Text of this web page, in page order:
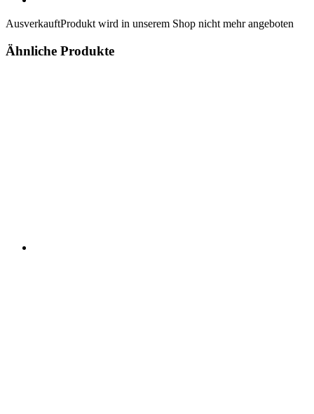
AusverkauftProdukt wird in unserem Shop nicht mehr angeboten
Ähnliche Produkte